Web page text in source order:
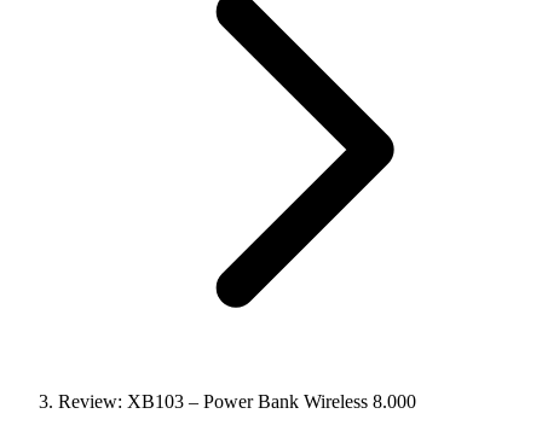
Review: XB103 – Power Bank Wireless 8.000